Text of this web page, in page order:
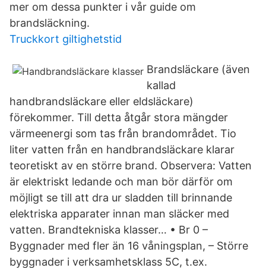
mer om dessa punkter i vår guide om
brandsläckning.
Truckkort giltighetstid
Brandsläckare (även
kallad
handbrandsläckare eller eldsläckare)
förekommer. Till detta åtgår stora mängder
värmeenergi som tas från brandområdet. Tio
liter vatten från en handbrandsläckare klarar
teoretiskt av en större brand. Observera: Vatten
är elektriskt ledande och man bör därför om
möjligt se till att dra ur sladden till brinnande
elektriska apparater innan man släcker med
vatten. Brandtekniska klasser… • Br 0 –
Byggnader med fler än 16 våningsplan, – Större
byggnader i verksamhetsklass 5C, t.ex.